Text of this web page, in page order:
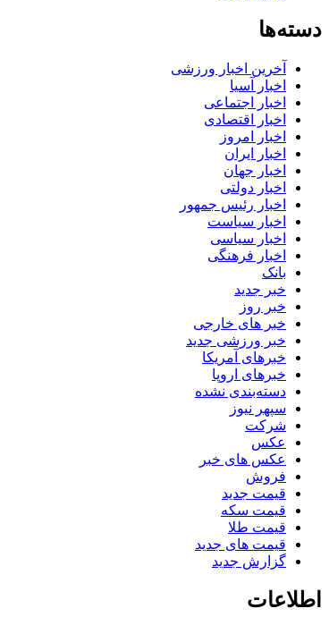
دسته‌ها
آخرین اخبار ورزشی
اخبار آسیا
اخبار اجتماعی
اخبار اقتصادی
اخبار امروز
اخبار ایران
اخبار جهان
اخبار دولتی
اخبار رئیس جمهور
اخبار سیاست
اخبار سیاسی
اخبار فرهنگی
بانک
خبر جدید
خبر روز
خبر های خارجی
خبر ورزشی جدید
خبرهای آمریکا
خبرهای اروپا
دسته‌بندی نشده
سپهر نیوز
شرکت
عکس
عکس های خبر
فروش
قیمت جدید
قیمت سکه
قیمت طلا
قیمت های جدید
گزارش جدید
اطلاعات